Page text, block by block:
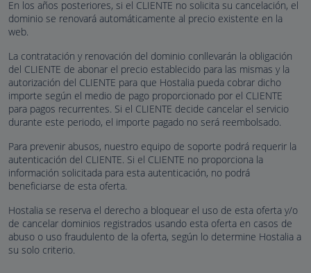
En los años posteriores, si el CLIENTE no solicita su cancelación, el
dominio se renovará automáticamente al precio existente en la
web.
La contratación y renovación del dominio conllevarán la obligación
del CLIENTE de abonar el precio establecido para las mismas y la
autorización del CLIENTE para que Hostalia pueda cobrar dicho
importe según el medio de pago proporcionado por el CLIENTE
para pagos recurrentes. Si el CLIENTE decide cancelar el servicio
durante este periodo, el importe pagado no será reembolsado.
Para prevenir abusos, nuestro equipo de soporte podrá requerir la
autenticación del CLIENTE. Si el CLIENTE no proporciona la
información solicitada para esta autenticación, no podrá
beneficiarse de esta oferta.
Hostalia se reserva el derecho a bloquear el uso de esta oferta y/o
de cancelar dominios registrados usando esta oferta en casos de
abuso o uso fraudulento de la oferta, según lo determine Hostalia a
su solo criterio.